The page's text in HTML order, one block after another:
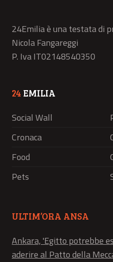
24Emilia è una testata di
Nicola Fangareggi
P. Iva IT02148540350
24 EMILIA
Social Wall
Cronaca
Food
Pets
ULTIM’ORA ANSA
Ankara, 'Egitto potrebbe
aderire al Patto della